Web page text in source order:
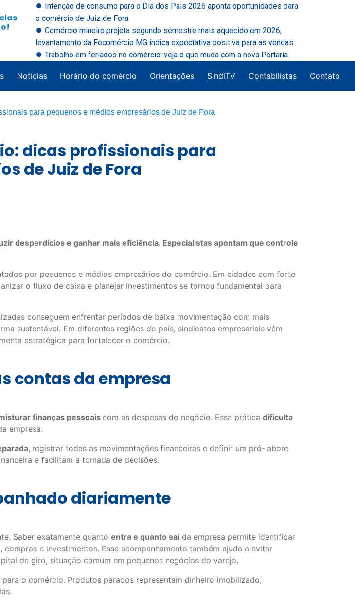
⏺ Intenção de consumo para o Dia dos Pais 2026 aponta oportunidades para
o comércio de Juiz de Fora
⏺ Comércio mineiro projeta segundo semestre mais aquecido em 2026;
levantamento da Fecomércio MG indica expectativa positiva para as vendas
⏺ Trabalho em feriados no comércio: veja o que muda com a nova Portaria
Notícias Horário do comércio Orientações SindiTV Contabilistas Contato
para pequenos e médios empresários de Juiz de Fora
dicas profissionais para
de Juiz de Fora
desperdícios e ganhar mais eficiência. Especialistas apontam que controle
por pequenos e médios empresários do comércio. Em cidades com forte
o fluxo de caixa e planejar investimentos se tornou fundamental para
conseguem enfrentar períodos de baixa movimentação com mais
sustentável. Em diferentes regiões do país, sindicatos empresariais vêm
estratégica para fortalecer o comércio.
contas da empresa
finanças pessoais com as despesas do negócio. Essa prática dificulta
empresa.
registrar todas as movimentações financeiras e definir um pró-labore
e facilitam a tomada de decisões.
diariamente
Saber exatamente quanto entra e quanto sai da empresa permite identificar
e investimentos. Esse acompanhamento também ajuda a evitar
de giro, situação comum em pequenos negócios do varejo.
o comércio. Produtos parados representam dinheiro imobilizado,